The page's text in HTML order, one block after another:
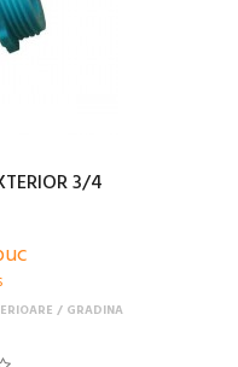
3/4
GRADINA